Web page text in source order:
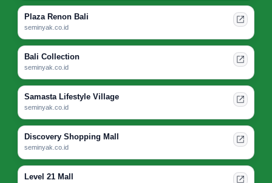
Plaza Renon Bali
seminyak.co.id
Bali Collection
seminyak.co.id
Samasta Lifestyle Village
seminyak.co.id
Discovery Shopping Mall
seminyak.co.id
Level 21 Mall